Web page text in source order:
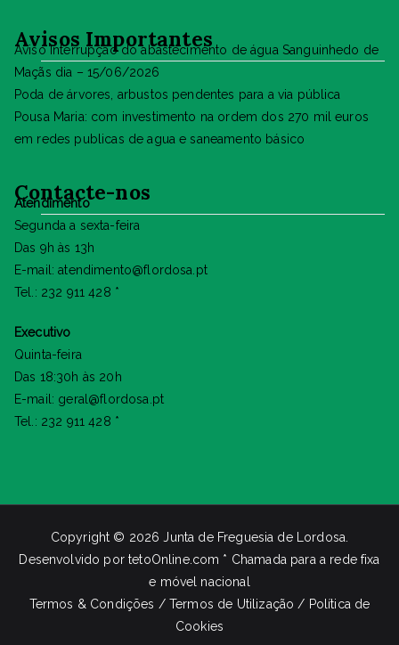
Avisos Importantes
Aviso Interrupção do abastecimento de água Sanguinhedo de
Maçãs dia – 15/06/2026
Poda de árvores, arbustos pendentes para a via pública
Pousa Maria: com investimento na ordem dos 270 mil euros
em redes publicas de agua e saneamento básico
Contacte-nos
Atendimento
Segunda a sexta-feira
Das 9h às 13h
E-mail: atendimento@flordosa.pt
Tel.: 232 911 428 *
Executivo
Quinta-feira
Das 18:30h às 20h
E-mail: geral@flordosa.pt
Tel.: 232 911 428 *
Copyright © 2026 Junta de Freguesia de Lordosa
Desenvolvido portetoOnline.com * Chamada para a rede fixa
e móvel nacional
Termos & Condições / Termos de Utilização / Política de
Cookies